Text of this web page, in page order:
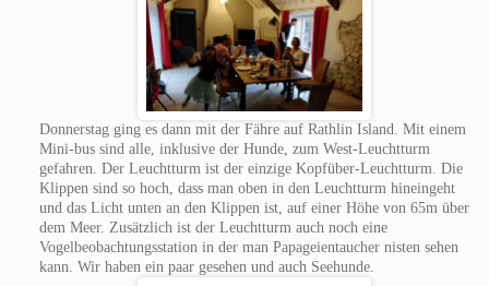
Donnerstag ging es dann mit der Fähre auf Rathlin Island. Mit einem
Mini-bus sind alle, inklusive der Hunde, zum West-Leuchtturm
gefahren. Der Leuchtturm ist der einzige Kopfüber-Leuchtturm. Die
Klippen sind so hoch, dass man oben in den Leuchtturm hineingeht
und das Licht unten an den Klippen ist, auf einer Höhe von 65m über
dem Meer. Zusätzlich ist der Leuchtturm auch noch eine
Vogelbeobachtungsstation in der man Papageientaucher nisten sehen
kann. Wir haben ein paar gesehen und auch Seehunde.